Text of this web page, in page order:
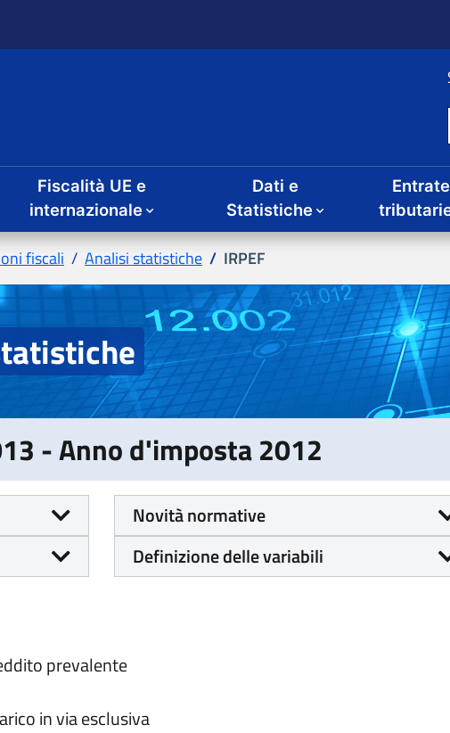
Fiscalità UE e Dati e Entrate
IRPEF
- Anno d'imposta 2012
Novità normative
Definizione delle variabili
prevalente
in via esclusiva